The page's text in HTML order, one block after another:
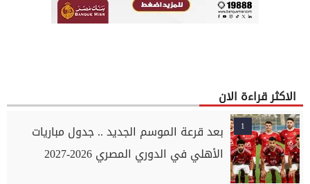
الاكثر قراءة الان
1
بعد قرعة الموسم الجديد .. جدول مباريات
الأهلي في الدوري المصري 2026-2027